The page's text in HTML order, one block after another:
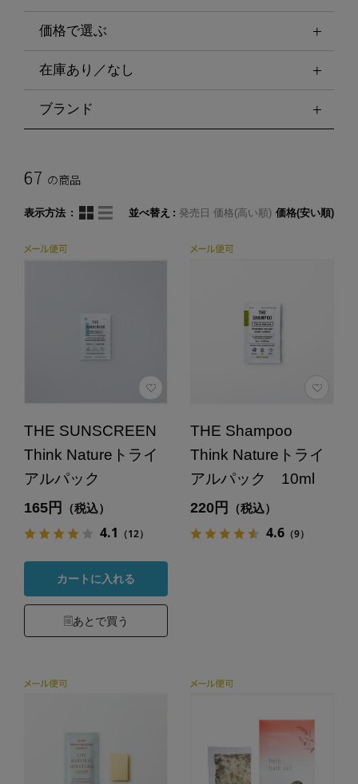
価格で選ぶ
在庫あり／なし
ブランド
67 の商品
表示方法 並べ替え 発売日 価格(高い順) 価格(安い順)
THE SUNSCREEN
Think Natureトライ
アルパック
165円 （税込）
4.1 （12）
カートに入れる
あとで買う
THE Shampoo
Think Natureトライ
アルパック 10ml
220円 （税込）
4.6（9）